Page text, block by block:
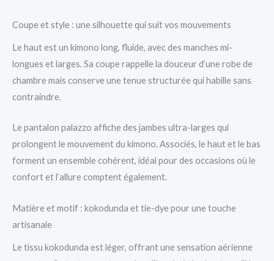
Coupe et style : une silhouette qui suit vos mouvements
Le haut est un kimono long, fluide, avec des manches mi-
longues et larges. Sa coupe rappelle la douceur d’une robe de
chambre mais conserve une tenue structurée qui habille sans
contraindre.
Le pantalon palazzo affiche des jambes ultra-larges qui
prolongent le mouvement du kimono. Associés, le haut et le bas
forment un ensemble cohérent, idéal pour des occasions où le
confort et l’allure comptent également.
Matière et motif : kokodunda et tie-dye pour une touche
artisanale
Le tissu kokodunda est léger, offrant une sensation aérienne